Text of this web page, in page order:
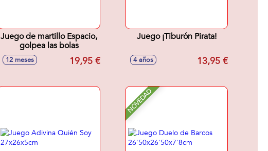
Juego de martillo Espacio,
golpea las bolas
12 meses 19,95 €
Juego ¡Tiburón Pirata!
4 años 13,95 €
NOVEDAD